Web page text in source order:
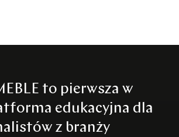
to pierwsza w
edukacyjna dla
z branży